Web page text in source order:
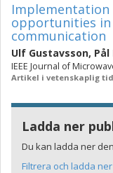
Implementation
opportunities in
communication
Ulf Gustavsson, Pål
IEEE Journal of
Artikel i vetenskaplig
Ladda ner
Du kan ladda ner
Filtrera och ladda